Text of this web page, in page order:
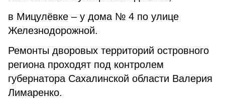
в Мицулёвке – у дома № 4 по улице
Железнодорожной.
Ремонты дворовых территорий островного
региона проходят под контролем
губернатора Сахалинской об­ласти Валерия
Лимаренко.